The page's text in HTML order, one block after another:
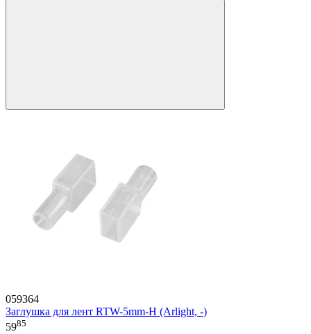
059364
Заглушка для лент RTW-5mm-H (Arlight, -)
5985